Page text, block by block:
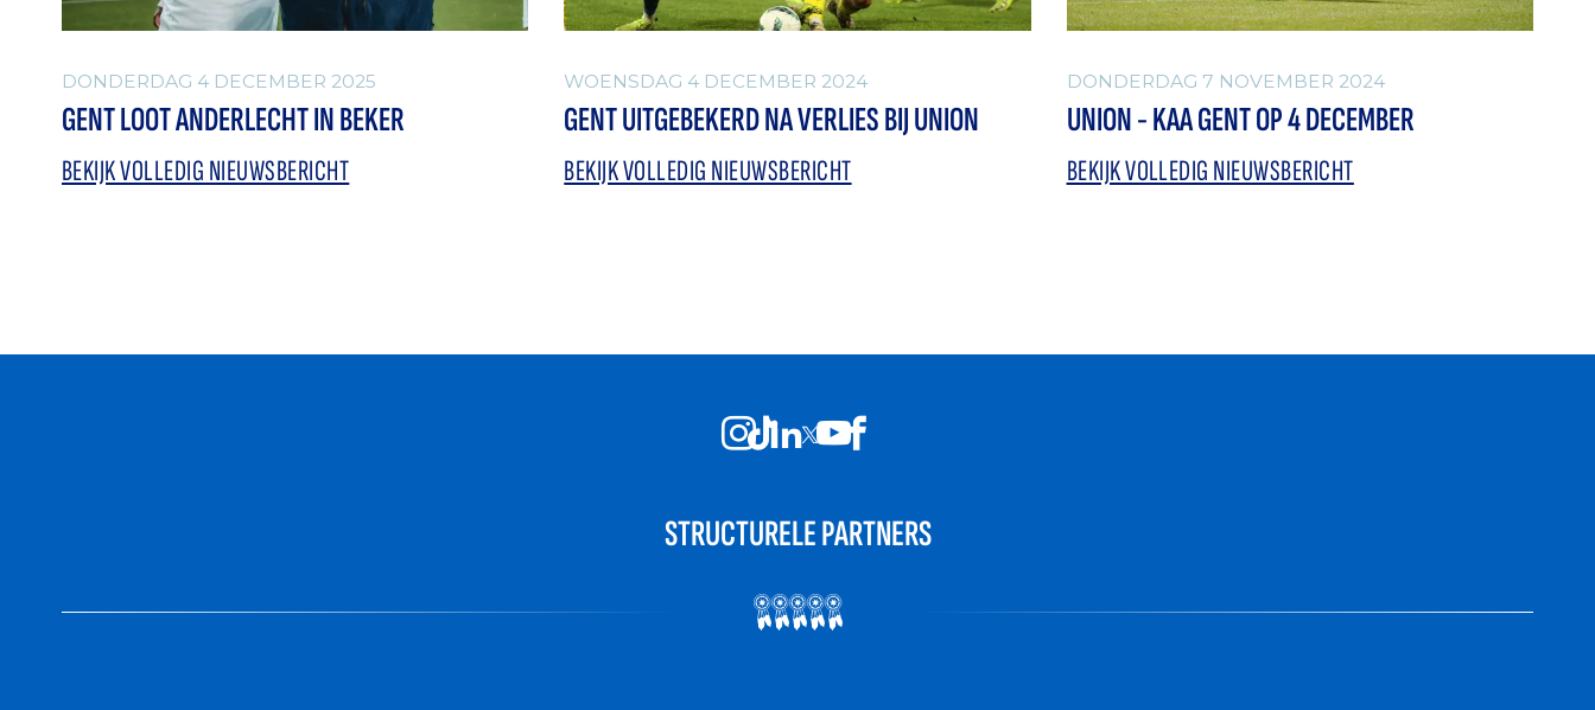
DONDERDAG 4 DECEMBER 2025
GENT LOOT ANDERLECHT IN BEKER
BEKIJK VOLLEDIG NIEUWSBERICHT
WOENSDAG 4 DECEMBER 2024
GENT UITGEBEKERD NA VERLIES BIJ UNION
BEKIJK VOLLEDIG NIEUWSBERICHT
DONDERDAG 7 NOVEMBER 2024
UNION - KAA GENT OP 4 DECEMBER
BEKIJK VOLLEDIG NIEUWSBERICHT
STRUCTURELE PARTNERS